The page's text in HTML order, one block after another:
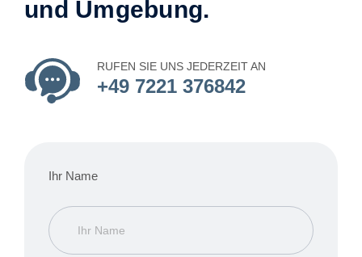
und Umgebung.
RUFEN SIE UNS JEDERZEIT AN
+49 7221 376842
Ihr Name